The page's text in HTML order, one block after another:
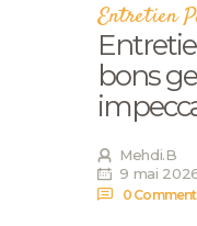
Entretien
bons
Mehdi.B
9 mai
0